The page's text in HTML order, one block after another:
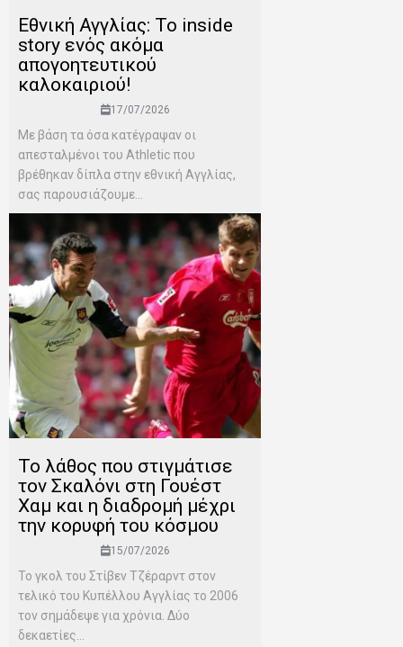
Εθνική Αγγλίας: Το inside
story ενός ακόμα
απογοητευτικού
καλοκαιριού!
17/07/2026
Mε βάση τα όσα κατέγραψαν οι
απεσταλμένοι του Αthletic που
βρέθηκαν δίπλα στην εθνική Αγγλίας,
σας παρουσιάζουμε...
Το λάθος που στιγμάτισε
τον Σκαλόνι στη Γουέστ
Χαμ και η διαδρομή μέχρι
την κορυφή του κόσμου
15/07/2026
Το γκολ του Στίβεν Τζέραρντ στον
τελικό του Κυπέλλου Αγγλίας το 2006
τον σημάδεψε για χρόνια. Δύο
δεκαετίες...